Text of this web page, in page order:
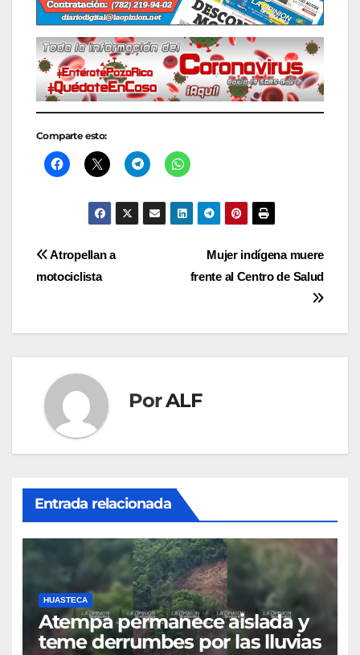
Comparte esto:
Navegación
entradas
Mujer indígena muere
frente al Centro de Salud
Atropellan a
motociclista
PorALF
Entrada relacionada
HUASTECA
Atempa permanece aislada y
teme derrumbes por las lluvias